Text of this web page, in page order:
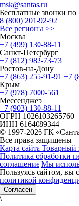
msk@santas.ru
Бесплатные звонки
8 (800) 201-92-92
Все регионы >>
Москва
+7 (499) 130-88-11
Санкт-Петербург
+7 (812) 982-73-73
Ростов-на-Дону
+7 (863) 255-91-91 +7
Крым
+7 (978) 7000-561
Мессенджер
+7 (903) 130-88-11
ОГРН 1026103265760
ИНН 6164089344
© 1997-2026 ГК
Все права защищены
Карта сайта Товарный
Политика обработки
соглашение Мы
Пользуясь сайтом, вы
политикой
Согласен
\